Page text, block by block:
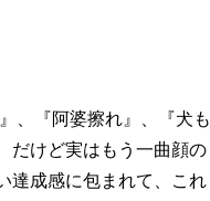
、『阿婆擦れ』、『犬も
だけど実はもう一曲顔の
達成感に包まれて、これ